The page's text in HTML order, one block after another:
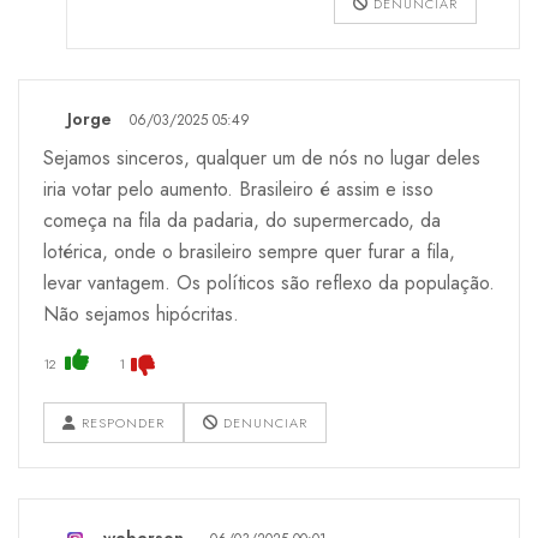
DENUNCIAR
Jorge 06/03/2025 05:49
Sejamos sinceros, qualquer um de nós no lugar deles
iria votar pelo aumento. Brasileiro é assim e isso
começa na fila da padaria, do supermercado, da
lotérica, onde o brasileiro sempre quer furar a fila,
levar vantagem. Os políticos são reflexo da população.
Não sejamos hipócritas.
12 1
RESPONDER DENUNCIAR